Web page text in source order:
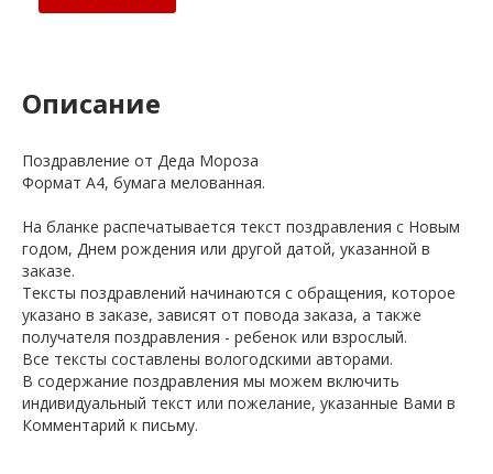
Описание
Поздравление от Деда Мороза
Формат А4, бумага мелованная.
На бланке распечатывается текст поздравления с Новым
годом, Днем рождения или другой датой, указанной в
заказе.
Тексты поздравлений начинаются с обращения, которое
указано в заказе, зависят от повода заказа, а также
получателя поздравления - ребенок или взрослый.
Все тексты составлены вологодскими авторами.
В содержание поздравления мы можем включить
индивидуальный текст или пожелание, указанные Вами в
Комментарий к письму.